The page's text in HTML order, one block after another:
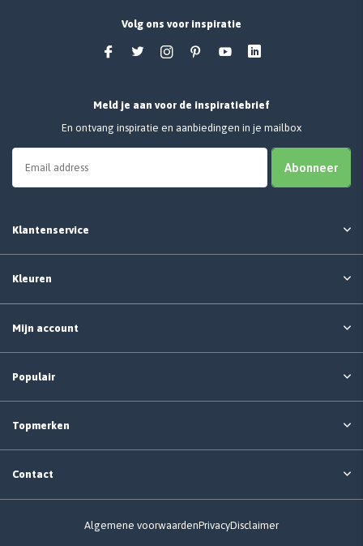
Volg ons voor inspiratie
Meld je aan voor de inspiratiebrief
En ontvang inspiratie en aanbiedingen in je mailbox
Abonneer
Klantenservice
Kleuren
Mijn account
Populair
Topmerken
Contact
Algemene voorwaardenPrivacyDisclaimer